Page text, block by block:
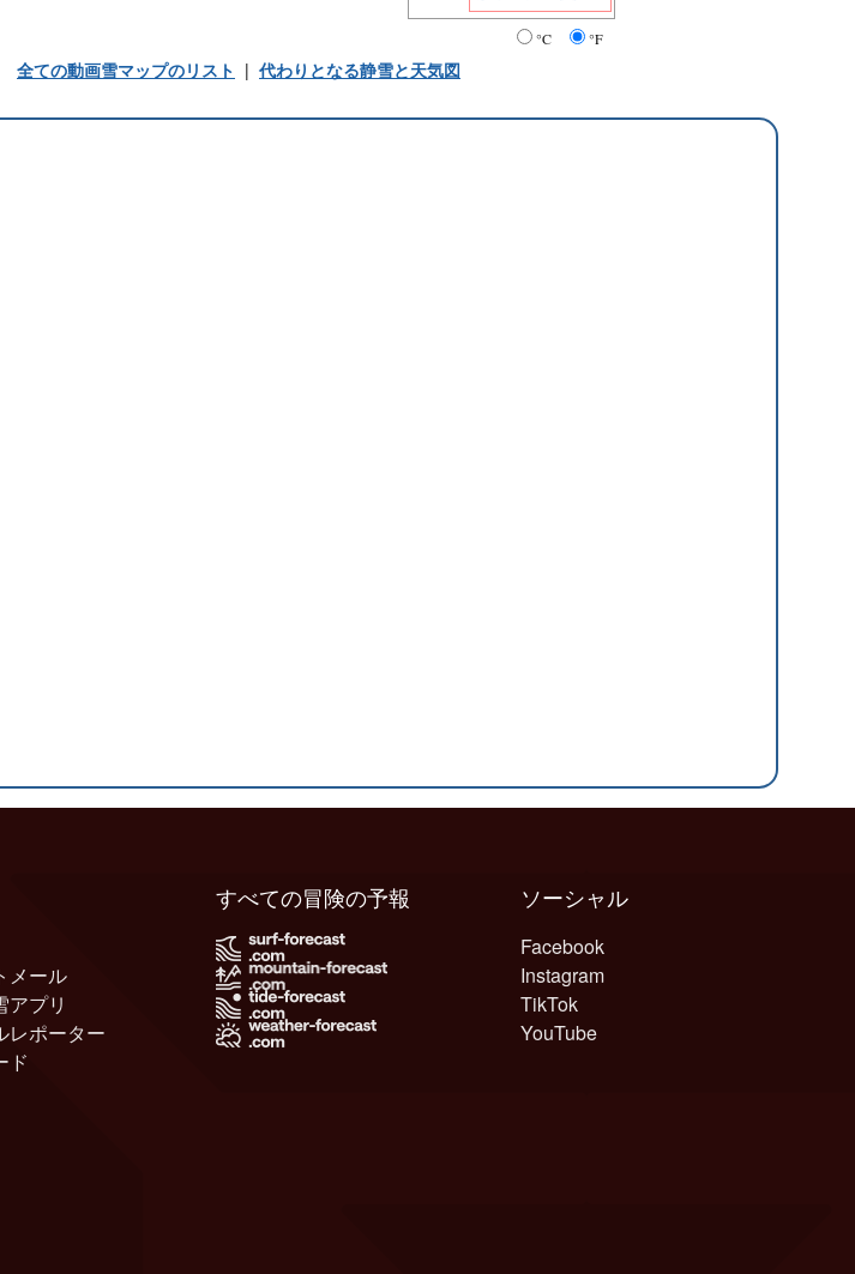
°C °F
全ての動画雪マップのリスト | 代わりとなる静雪と天気図
メール
アプリ
レポーター
ド
ソーシャル
Facebook
Instagram
TikTok
YouTube
すべての冒険の予報